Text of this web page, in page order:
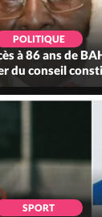
POLITIQUE
à 86 ans de
du conseil
SPORT